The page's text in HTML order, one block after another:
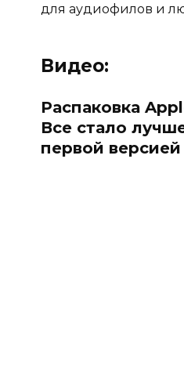
для аудиофилов и
Видео:
Распаковка
Все стало
первой